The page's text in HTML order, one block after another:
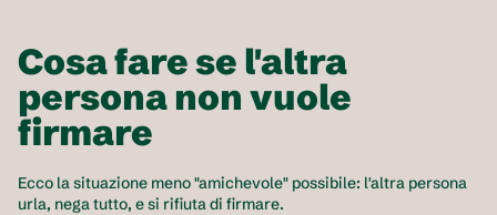
Cosa fare se l'altra
persona non vuole
firmare
Ecco la situazione meno "amichevole" possibile: l'altra persona
urla, nega tutto, e si rifiuta di firmare.